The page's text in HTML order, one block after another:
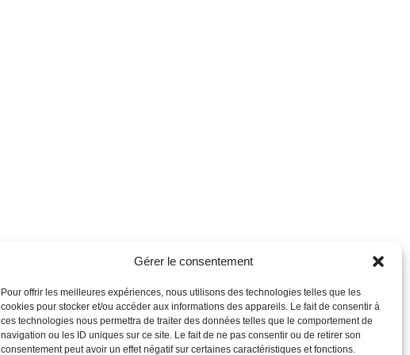
Gérer le consentement
Pour offrir les meilleures expériences, nous utilisons des technologies telles que les
cookies pour stocker et/ou accéder aux informations des appareils. Le fait de consentir à
ces technologies nous permettra de traiter des données telles que le comportement de
navigation ou les ID uniques sur ce site. Le fait de ne pas consentir ou de retirer son
consentement peut avoir un effet négatif sur certaines caractéristiques et fonctions.